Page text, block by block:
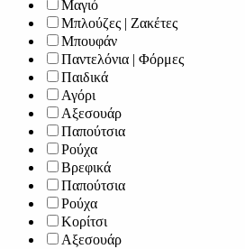
Μαγιό
Μπλούζες | Ζακέτες
Μπουφάν
Παντελόνια | Φόρμες
Παιδικά
Αγόρι
Αξεσουάρ
Παπούτσια
Ρούχα
Βρεφικά
Παπούτσια
Ρούχα
Κορίτσι
Αξεσουάρ